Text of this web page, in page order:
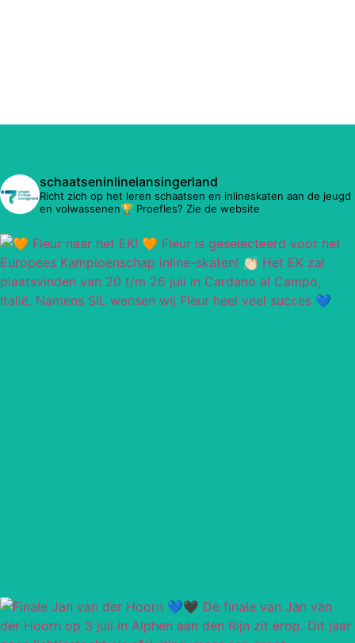
schaatseninlinelansingerland
Richt zich op het leren schaatsen en inlineskaten aan de jeugd
en volwassenen🏆 Proefles? Zie de website